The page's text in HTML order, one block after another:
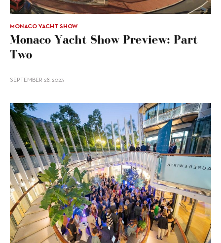
MONACO YACHT SHOW
Monaco Yacht Show Preview: Part
Two
SEPTEMBER 28, 2023